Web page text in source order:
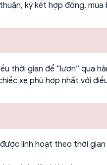
ký kết hợp đồng, mua
thời gian để “lượn” qua
xe phù hợp nhất với
linh hoạt theo thời